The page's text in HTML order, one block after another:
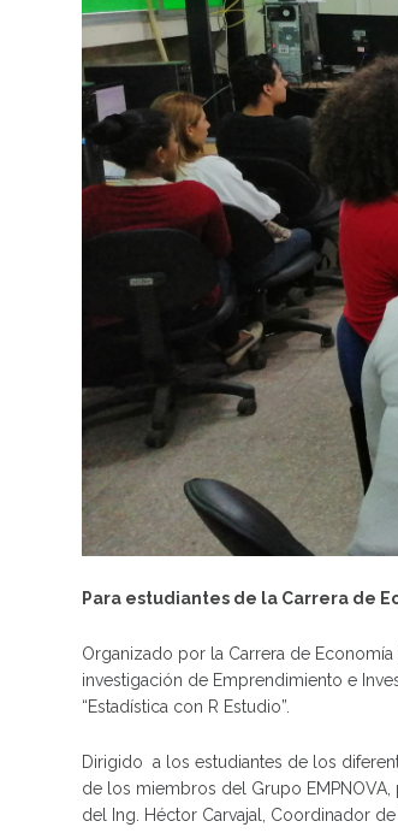
Para estudiantes de la Carrera de
Organizado por la Carrera de
investigación de Emprendimiento e
“Estadística con R Estudio”.
Dirigido a los estudiantes de los
de los miembros del Grupo
del Ing. Héctor Carvajal, Coordinador